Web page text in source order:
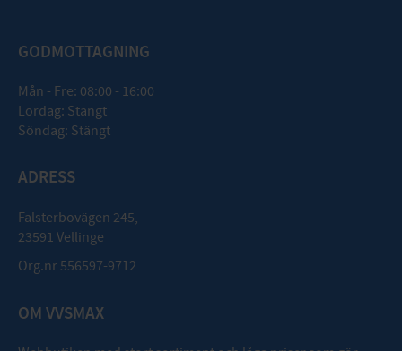
GODMOTTAGNING
Mån - Fre: 08:00 - 16:00
Lördag: Stängt
Söndag: Stängt
ADRESS
Falsterbovägen 245,
23591 Vellinge
Org.nr 556597-9712
OM VVSMAX